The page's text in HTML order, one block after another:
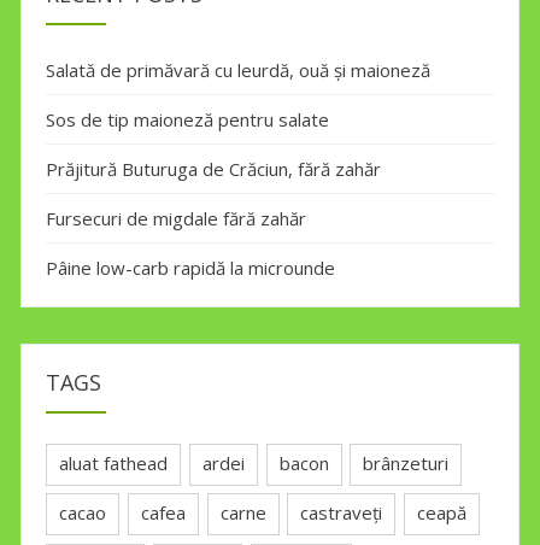
Salată de primăvară cu leurdă, ouă și maioneză
Sos de tip maioneză pentru salate
Prăjitură Buturuga de Crăciun, fără zahăr
Fursecuri de migdale fără zahăr
Pâine low-carb rapidă la microunde
TAGS
aluat fathead ardei bacon brânzeturi
cacao cafea carne castraveți ceapă